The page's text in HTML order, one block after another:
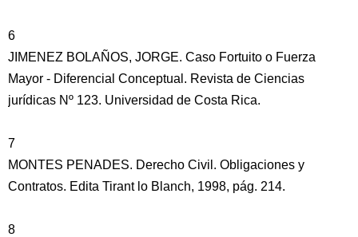
6
JIMENEZ BOLAÑOS, JORGE. Caso Fortuito o Fuerza
Mayor - Diferencial Conceptual. Revista de Ciencias
jurídicas Nº 123. Universidad de Costa Rica.
7
MONTES PENADES. Derecho Civil. Obligaciones y
Contratos. Edita Tirant lo Blanch, 1998, pág. 214.
8